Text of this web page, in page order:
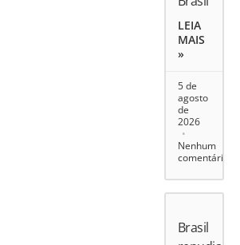
LEIA
MAIS
»
5 de
agosto
de
2026
Nenhum
comentário
Brasil